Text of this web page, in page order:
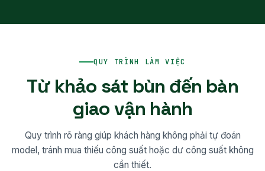
QUY TRÌNH LÀM VIỆC
Từ khảo sát bùn đến bàn
giao vận hành
Quy trình rõ ràng giúp khách hàng không phải tự đoán
model, tránh mua thiếu công suất hoặc dư công suất không
cần thiết.